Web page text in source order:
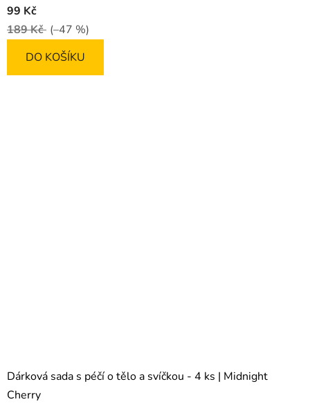
produktu
je
z
99 Kč
189 Kč (–47 %)
DO KOŠÍKU
Dárková sada s péčí o tělo a svíčkou - 4 ks | Midnight
Cherry